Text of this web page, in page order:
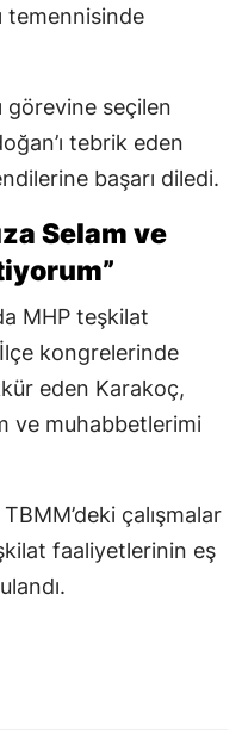
temennisinde
görevine seçilen
tebrik eden
başarı diledi.
Selam ve
MHP teşkilat
kongrelerinde
eden Karakoç,
ve muhabbetlerimi
çalışmalar
faaliyetlerinin eş